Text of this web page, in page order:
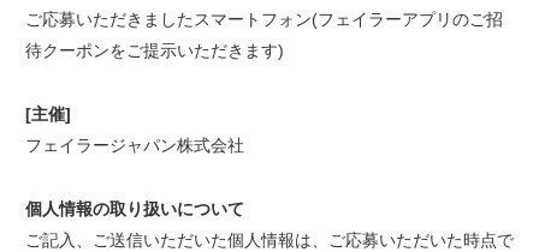
ご応募いただきましたスマートフォン(フェイラーアプリのご招
待クーポンをご提示いただきます)
[主催]
フェイラージャパン株式会社
個人情報の取り扱いについて
ご記入、ご送信いただいた個人情報は、ご応募いただいた時点で